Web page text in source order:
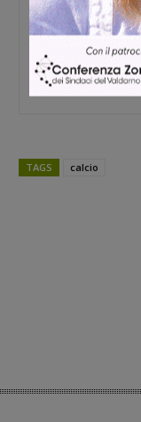
TAGS calcio